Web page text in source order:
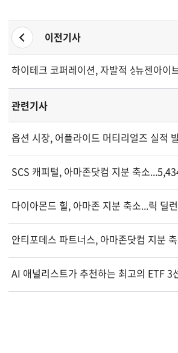
이전기사
하이테크 코퍼레이션, 자발적 상장폐지
뉴젠아이
관련기사
옵션 시장, 어플라이드 머티리얼즈 실적
SCS 캐피털, 아마존닷컴 지분 축소
다이아몬드 힐, 아마존 지분 축소...릭 딜
안티포데스 파트너스, 아마존닷컴 지분
AI 애널리스트가 추천하는 최고의 ETF 3